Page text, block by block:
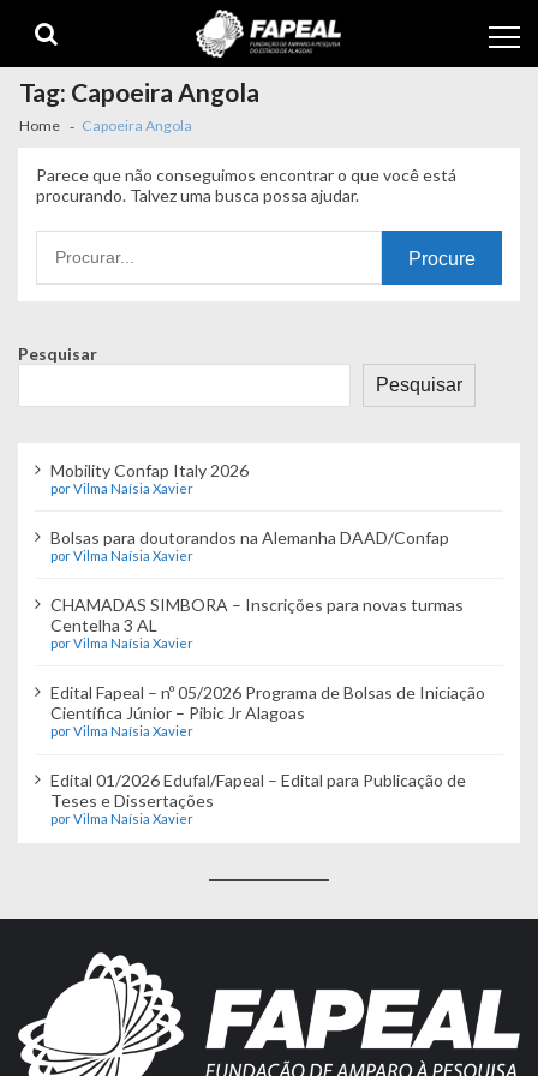
navigation
content
Tag: Capoeira Angola
Home Capoeira Angola
Parece que não conseguimos encontrar o que você está
procurando. Talvez uma busca possa ajudar.
por:
Pesquisar
Pesquisar
Mobility Confap Italy 2026
por Vilma Naísia Xavier
Bolsas para doutorandos na Alemanha DAAD/Confap
por Vilma Naísia Xavier
CHAMADAS SIMBORA – Inscrições para novas turmas
Centelha 3 AL
por Vilma Naísia Xavier
Edital Fapeal – nº 05/2026 Programa de Bolsas de Iniciação
Científica Júnior – Pibic Jr Alagoas
por Vilma Naísia Xavier
Edital 01/2026 Edufal/Fapeal – Edital para Publicação de
Teses e Dissertações
por Vilma Naísia Xavier